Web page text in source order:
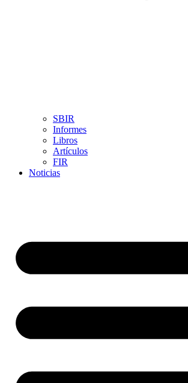
SBIR
Informes
Libros
Artículos
FIR
Noticias